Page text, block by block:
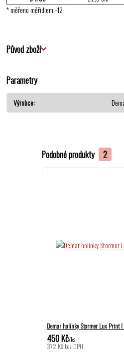
* měřeno měřidlem +12
Původ zboží
Parametry
Výrobce
Podobné produkty 2
Demar holínky Stormer Lux Print
450 Kč/ks
372 Kč bez DPH